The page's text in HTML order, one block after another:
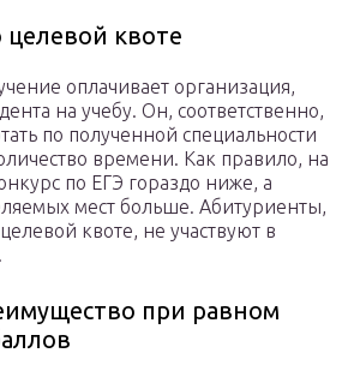
целевой квоте
оплачивает организация,
на учебу. Он, соответственно,
по полученной специальности
времени. Как правило, на
по ЕГЭ гораздо ниже, а
мест больше. Абитуриенты,
квоте, не участвуют в
при равном